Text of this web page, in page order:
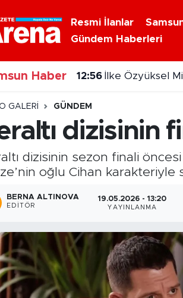
Resmi İlanlar
Gündem Haberleri
Haber 12:47 Dev çekirge
GALERI GÜNDEM
dizisinin
dizisinin sezon finali
oğlu Cihan karakteriyle
BERNA ALTINOVA
EDITÖR
19.05.2026 - 13:20
YAYINLANMA
Vakitleri
Durumu ve Fikstür